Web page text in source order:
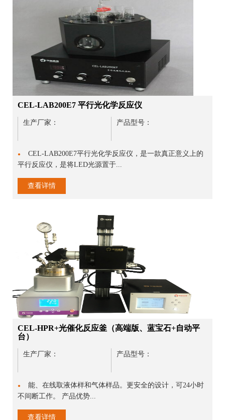
CEL-LAB200E7 平行光化学反应仪
生产厂家： 产品型号：
●
CEL-LAB200E7平行光化学反应仪，是一款真正意义上的
平行反应仪，是将LED光源置于...
查看详情
CEL-HPR+光催化反应釜（高端版、蓝宝石+自动平
台）
生产厂家： 产品型号：
●
能、在线取液体样和气体样品。更安全的设计，可24小时
不间断工作。 产品优势...
查看详情